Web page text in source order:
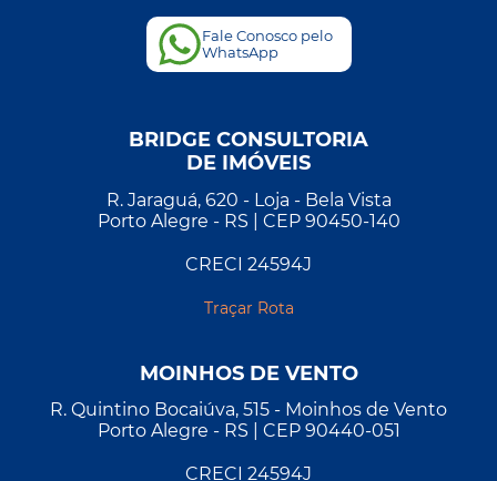
Fale Conosco pelo
WhatsApp
BRIDGE CONSULTORIA
DE IMÓVEIS
R. Jaraguá, 620 - Loja - Bela Vista
Porto Alegre - RS | CEP 90450-140
CRECI 24594J
Traçar Rota
MOINHOS DE VENTO
R. Quintino Bocaiúva, 515 - Moinhos de Vento
Porto Alegre - RS | CEP 90440-051
CRECI 24594J